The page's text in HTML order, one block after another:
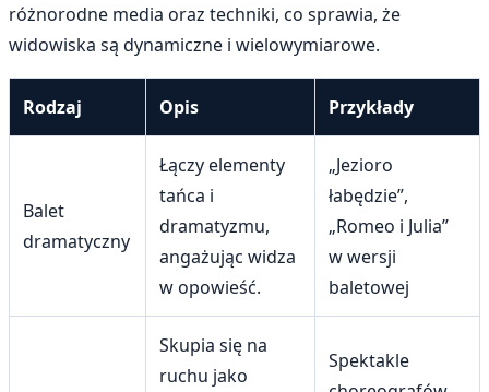
różnorodne media oraz techniki, co sprawia, że
widowiska są dynamiczne i wielowymiarowe.
Rodzaj Opis Przykłady
Balet
dramatyczny
Łączy elementy
tańca i
dramatyzmu,
angażując widza
w opowieść.
„Jezioro
łabędzie”,
„Romeo i Julia”
w wersji
baletowej
Skupia się na
ruchu jako
Spektakle